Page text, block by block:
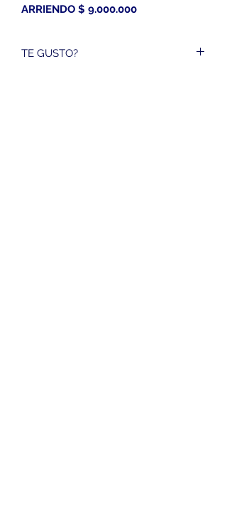
ARRIENDO $ 9.000.000
TE GUSTO?